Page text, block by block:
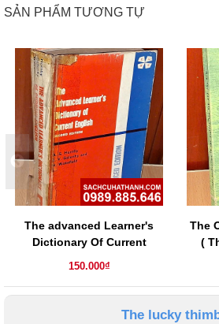
SẢN PHẨM TƯƠNG TỰ
The advanced Learner's
Dictionary Of Current
English ( second edition )
150.000₫
The
(
The lucky